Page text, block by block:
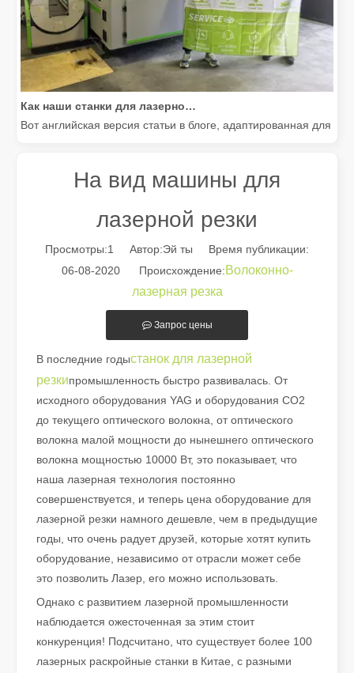
Как наши станки для лазерной резки расширяют возможности мексиканского производства
Вот английская версия статьи в блоге, адаптированная
Путеводитель на 2026 год: как станки для резки труб с
На вид машины для
лазерной резки
Просмотры:1
Автор:Эй ты Время публикации:
06-08-2020 Происхождение:Волоконно-
лазерная резка
Запрос цены
В последние годыстанок для лазерной
резкипромышленность быстро развивалась. От
исходного оборудования YAG и оборудования CO2
до текущего оптического волокна, от оптического
волокна малой мощности до нынешнего оптического
волокна мощностью 10000 Вт, это показывает, что
наша лазерная технология постоянно
совершенствуется, и теперь цена оборудование для
лазерной резки намного дешевле, чем в предыдущие
годы, что очень радует друзей, которые хотят купить
оборудование, независимо от отрасли может себе
это позволить Лазер, его можно использовать.
Однако с развитием лазерной промышленности
наблюдается ожесточенная за этим стоит
конкуренция! Подсчитано, что существует более 100
лазерных раскройные станки в Китае, с разными